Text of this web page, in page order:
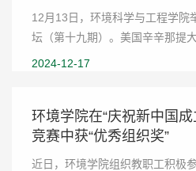
12月13日，环境科学与工程学院
坛（第十九期）。美国辛辛那提
主题报告并开展学术交流。讲坛
2024-12-17
环境学院在“庆祝新中国
竞赛中获“优秀组织奖”
近日，环境学院组织教职工积极